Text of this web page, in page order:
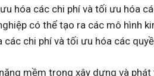
hóa các chi phí và tối ưu hóa
có thể tạo ra các mô hình
chi phí và tối ưu hóa các
mềm trong xây dựng và